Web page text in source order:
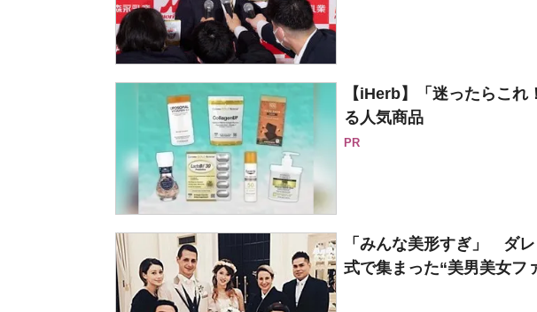
【iHerb】「迷ったらこ
る人気商品
PR
「みんな美形すぎ」 ダ
式で集まった“美男美女フ